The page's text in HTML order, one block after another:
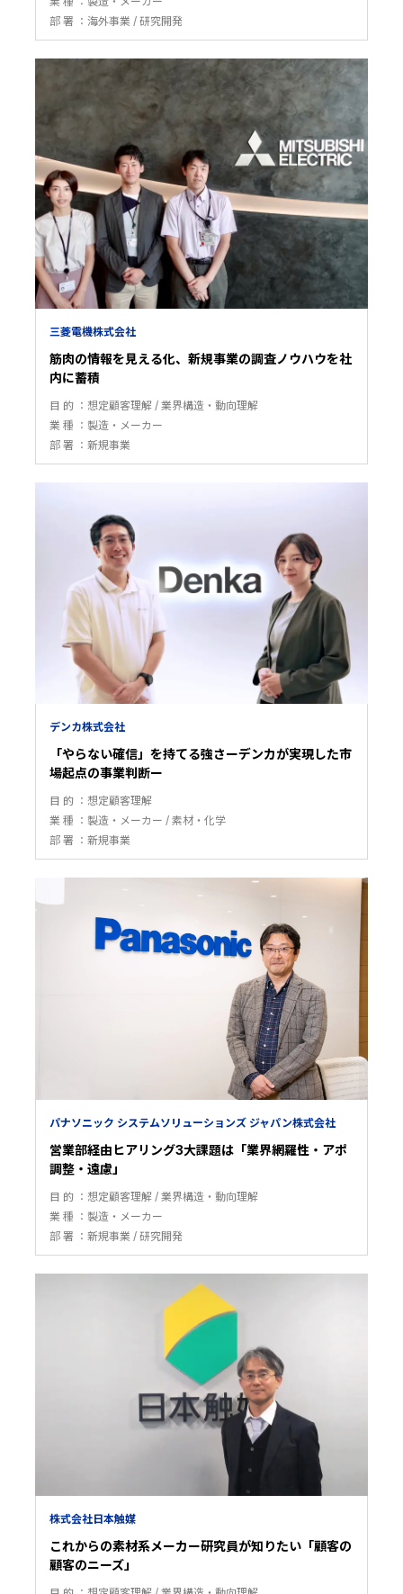
部 署
海外事業 研究開発
三菱電機株式会社
筋肉の情報を見える化、新規事業の調査ノウハウを社
内に蓄積
目 的 想定顧客理解
業界構造・動向理解
業 種
製造・メーカー
部 署
新規事業
デンカ株式会社
「やらない確信」を持てる強さーデンカが実現した市
場起点の事業判断ー
目 的
想定顧客理解
業 種
製造・メーカー
素材・化学
部 署
新規事業
パナソニック システムソリューションズ ジャパン株式会社
営業部経由ヒアリング3大課題は「業界網羅性・アポ
調整・遠慮」
目 的 想定顧客理解
業界構造・動向理解
業 種
製造・メーカー
部 署
新規事業 研究開発
株式会社日本触媒
これからの素材系メーカー研究員が知りたい「顧客の
顧客のニーズ」